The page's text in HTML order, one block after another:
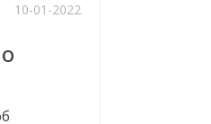
10-01-2022